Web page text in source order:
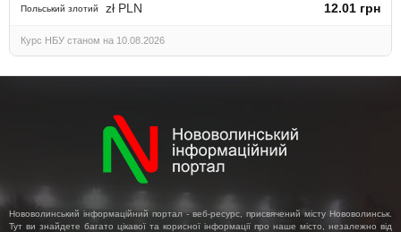
Польський злотий zł PLN 12.01 грн
Курс НБУ станом на 10.08.2026
Нововолинський інформаційний портал - веб-ресурс, присвячений місту Нововолинськ.
Тут ви знайдете багато цікавої та корисної інформації про наше місто, незалежно від